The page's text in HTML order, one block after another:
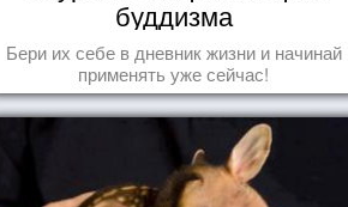
буддизма
Бери их себе в дневник жизни и начинай
применять уже сейчас!